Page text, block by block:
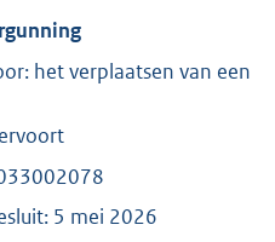
e
2
9
b
het verplaatsen van een
5 mei 2026